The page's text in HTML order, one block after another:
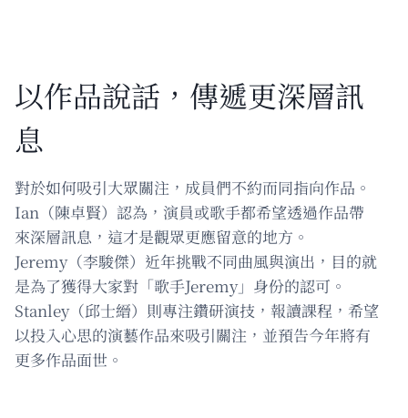
以作品說話，傳遞更深層訊
息
對於如何吸引大眾關注，成員們不約而同指向作品。
Ian（陳卓賢）認為，演員或歌手都希望透過作品帶
來深層訊息，這才是觀眾更應留意的地方。
Jeremy（李駿傑）近年挑戰不同曲風與演出，目的就
是為了獲得大家對「歌手Jeremy」身份的認可。
Stanley（邱士縉）則專注鑽研演技，報讀課程，希望
以投入心思的演藝作品來吸引關注，並預告今年將有
更多作品面世。